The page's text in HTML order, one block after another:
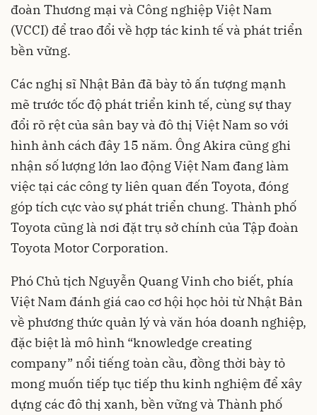
đoàn Thương mại và Công nghiệp Việt Nam
(VCCI) để trao đổi về hợp tác kinh tế và phát triển
bền vững.
Các nghị sĩ Nhật Bản đã bày tỏ ấn tượng mạnh
mẽ trước tốc độ phát triển kinh tế, cùng sự thay
đổi rõ rệt của sân bay và đô thị Việt Nam so với
hình ảnh cách đây 15 năm. Ông Akira cũng ghi
nhận số lượng lớn lao động Việt Nam đang làm
việc tại các công ty liên quan đến Toyota, đóng
góp tích cực vào sự phát triển chung. Thành phố
Toyota cũng là nơi đặt trụ sở chính của Tập đoàn
Toyota Motor Corporation.
Phó Chủ tịch Nguyễn Quang Vinh cho biết, phía
Việt Nam đánh giá cao cơ hội học hỏi từ Nhật Bản
về phương thức quản lý và văn hóa doanh nghiệp,
đặc biệt là mô hình “knowledge creating
company” nổi tiếng toàn cầu, đồng thời bày tỏ
mong muốn tiếp tục tiếp thu kinh nghiệm để xây
dựng các đô thị xanh, bền vững và Thành phố